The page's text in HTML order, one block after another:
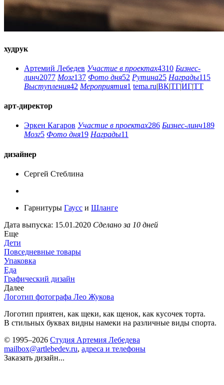
худрук
Артемий Лебедев Участие в проектах4310 Бизнес-
линч2077 Мозг137 Фото дня52 Рутина25 Награды115
Выступления42 Мероприятия1 tema.ru|ВК|ТГ|ИГ|ТТ
арт-директор
Эркен Кагаров Участие в проектах286 Бизнес-линч189
Мозг5 Фото дня19 Награды11
дизайнер
Сергей Стеблина
Гарнитуры Гаусс и Шланге
Дата выпуска: 15.01.2020 Сделано за 10 дней
Еще
Дети
Повседневные товары
Упаковка
Еда
Графический дизайн
Далее
Логотип фотографа Лео Жукова
Логотип приятен, как щеки, как щенок, как кусочек торта.
В стильных буквах видны намеки на различные виды спорта.
© 1995–2026 Студия Артемия Лебедева
mailbox@artlebedev.ru, адреса и телефоны
Заказать дизайн...